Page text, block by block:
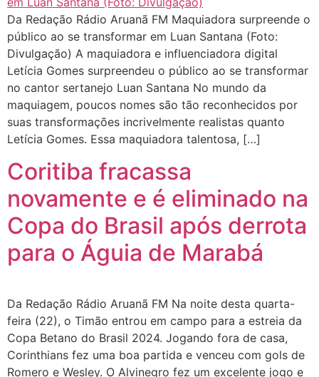
Da Redação Rádio Aruanã FM Maquiadora surpreende o
público ao se transformar em Luan Santana (Foto:
Divulgação) A maquiadora e influenciadora digital
Letícia Gomes surpreendeu o público ao se transformar
no cantor sertanejo Luan Santana No mundo da
maquiagem, poucos nomes são tão reconhecidos por
suas transformações incrivelmente realistas quanto
Letícia Gomes. Essa maquiadora talentosa, […]
Coritiba fracassa
novamente e é eliminado na
Copa do Brasil após derrota
para o Águia de Marabá
Da Redação Rádio Aruanã FM Na noite desta quarta-
feira (22), o Timão entrou em campo para a estreia da
Copa Betano do Brasil 2024. Jogando fora de casa,
Corinthians fez uma boa partida e venceu com gols de
Romero e Wesley. O Alvinegro fez um excelente jogo e